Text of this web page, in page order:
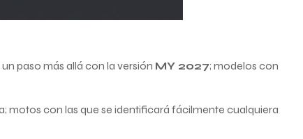
un paso más allá con la versión MY 2027; modelos con
motos con las que se identificará fácilmente cualquiera